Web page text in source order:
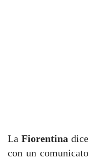
LaFiorentina
con un